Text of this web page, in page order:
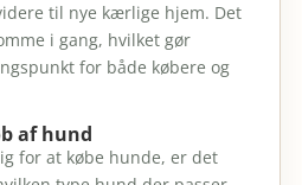
til nye kærlige hjem. Det
i gang, hvilket gør
for både købere og
af hund
for at købe hunde, er det